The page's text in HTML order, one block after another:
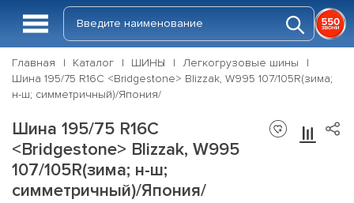
Главная Каталог ШИНЫ
Легкогрузовые шины
Шина 195/75 R16C <Bridgestone> Blizzak, W995 107/105R(зима;
н-ш; симметричный)/Япония/
Шина 195/75 R16C
<Bridgestone> Blizzak, W995
107/105R(зима; н-ш;
симметричный)/Япония/